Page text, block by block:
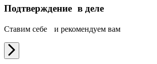
Подтверждение в деле
Ставим себе и рекомендуем вам